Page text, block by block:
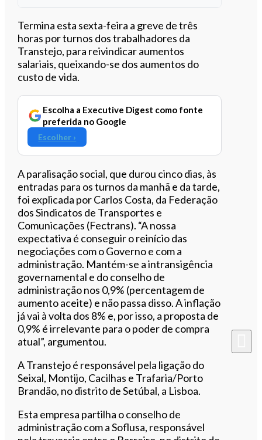
Ouvir este artigo
Termina esta sexta-feira a greve de três
horas por turnos dos trabalhadores da
Transtejo, para reivindicar aumentos
salariais, queixando-se dos aumentos do
custo de vida.
Escolha a Executive Digest como fonte
preferida no Google
Escolher ›
A paralisação social, que durou cinco dias, às
entradas para os turnos da manhã e da tarde,
foi explicada por Carlos Costa, da Federação
dos Sindicatos de Transportes e
Comunicações (Fectrans). “A nossa
expectativa é conseguir o reinício das
negociações com o Governo e com a
administração. Mantém-se a intransigência
governamental e do conselho de
administração nos 0,9% (percentagem de
aumento aceite) e não passa disso. A inflação
já vai à volta dos 8% e, por isso, a proposta de
0,9% é irrelevante para o poder de compra
atual”, argumentou.
A Transtejo é responsável pela ligação do
Seixal, Montijo, Cacilhas e Trafaria/Porto
Brandão, no distrito de Setúbal, a Lisboa.
Esta empresa partilha o conselho de
administração com a Soflusa, responsável